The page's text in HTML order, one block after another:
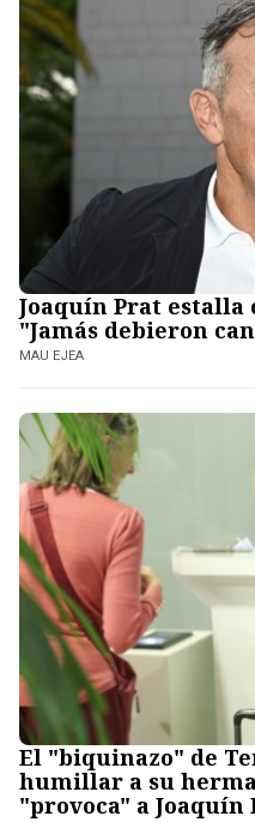
Joaquín Prat estalla
"Jamás debieron
MAU EJEA
El "biquinazo" de
humillar a su
"provoca" a Joaquín